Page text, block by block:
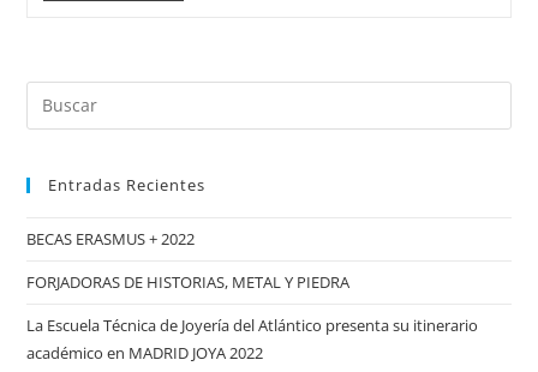
Reina
España
tendrá
Buscar:
Entradas Recientes
BECAS ERASMUS + 2022
FORJADORAS DE HISTORIAS, METAL Y PIEDRA
La Escuela Técnica de Joyería del Atlántico presenta su itinerario
académico en MADRID JOYA 2022